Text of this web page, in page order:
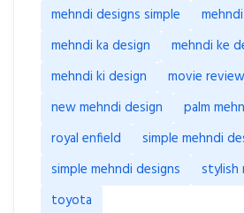
mehndi designs simple
mehndi ka design
mehndi ke
mehndi ki design
movie
new mehndi design
palm
royal enfield
simple mehndi
simple mehndi designs
stylish
toyota